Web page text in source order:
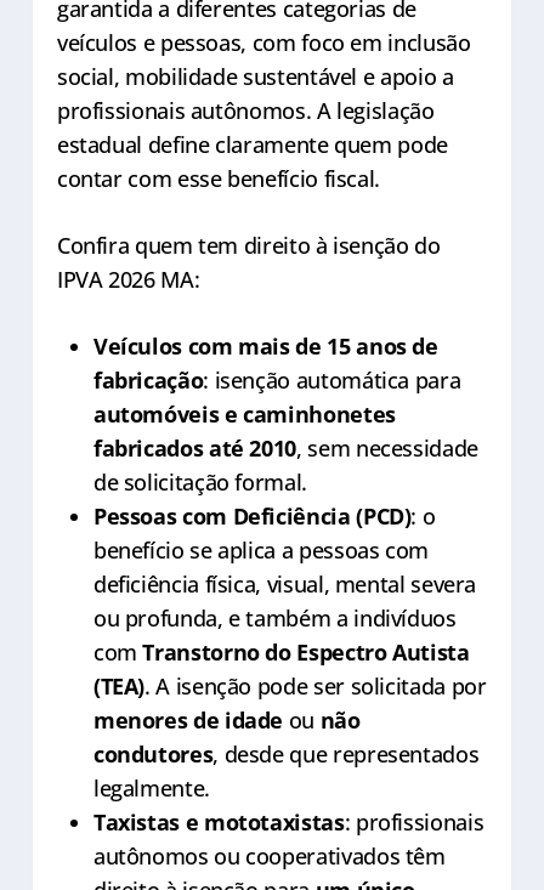
garantida a diferentes categorias de
veículos e pessoas, com foco em inclusão
social, mobilidade sustentável e apoio a
profissionais autônomos. A legislação
estadual define claramente quem pode
contar com esse benefício fiscal.
Confira quem tem direito à isenção do
IPVA 2026 MA:
Veículos com mais de 15 anos de
fabricação: isenção automática para
automóveis e caminhonetes
fabricados até 2010, sem necessidade
de solicitação formal.
Pessoas com Deficiência (PCD): o
benefício se aplica a pessoas com
deficiência física, visual, mental severa
ou profunda, e também a indivíduos
comTranstorno do Espectro Autista
(TEA). A isenção pode ser solicitada por
menores de idade ou não
condutores, desde que representados
legalmente.
Taxistas e mototaxistas: profissionais
autônomos ou cooperativados têm